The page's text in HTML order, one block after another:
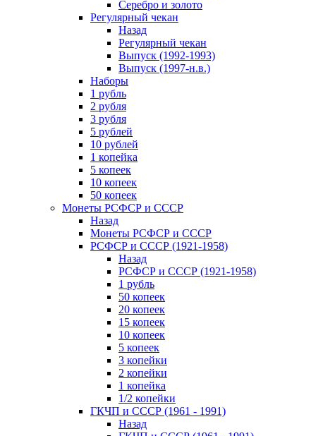
Серебро и золото
Регулярный чекан
Назад
Регулярный чекан
Выпуск (1992-1993)
Выпуск (1997-н.в.)
Наборы
1 рубль
2 рубля
3 рубля
5 рублей
10 рублей
1 копейка
5 копеек
10 копеек
50 копеек
Монеты РСФСР и СССР
Назад
Монеты РСФСР и СССР
РСФСР и СССР (1921-1958)
Назад
РСФСР и СССР (1921-1958)
1 рубль
50 копеек
20 копеек
15 копеек
10 копеек
5 копеек
3 копейки
2 копейки
1 копейка
1/2 копейки
ГКЧП и СССР (1961 - 1991)
Назад